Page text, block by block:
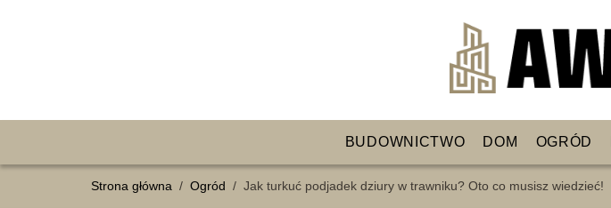
BUDOWNICTWO DOM OGRÓD
Strona główna / Ogród / Jak turkuć podjadek dziury w trawniku? Oto co musisz wiedzieć!